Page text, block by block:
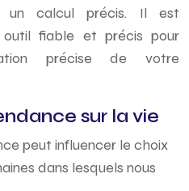
un calcul précis. Il est
fiable et précis pour
précise de votre
sur la vie
peut influencer le choix
dans lesquels nous